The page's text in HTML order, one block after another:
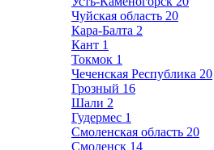
Чуйская область 20
Кара-Балта 2
Кант 1
Токмок 1
Чеченская Республика 20
Грозный 16
Шали 2
Гудермес 1
Смоленская область 20
Смоленск 14